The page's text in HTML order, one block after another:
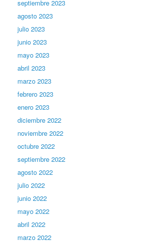
septiembre 2023
agosto 2023
julio 2023
junio 2023
mayo 2023
abril 2023
marzo 2023
febrero 2023
enero 2023
diciembre 2022
noviembre 2022
octubre 2022
septiembre 2022
agosto 2022
julio 2022
junio 2022
mayo 2022
abril 2022
marzo 2022